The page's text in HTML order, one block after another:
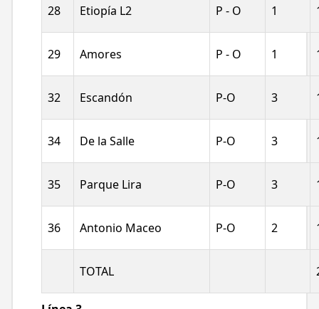
28 Etiopía L2 P - O 1
29 Amores P - O 1
32 Escandón P-O 3
34 De la Salle P-O 3
35 Parque Lira P-O 3
36 Antonio Maceo P-O 2
TOTAL